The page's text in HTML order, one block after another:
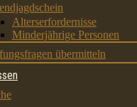
Alterserfordernisse
Minderjährige Personen
übermitteln